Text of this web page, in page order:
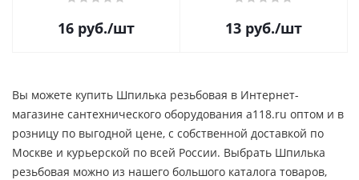
16 руб./шт 13 руб./шт
Вы можете купить Шпилька резьбовая в Интернет-
магазине сантехнического оборудования a118.ru оптом и в
розницу по выгодной цене, c собственной доставкой по
Москве и курьерской по всей России. Выбрать Шпилька
резьбовая можно из нашего большого каталога товаров,